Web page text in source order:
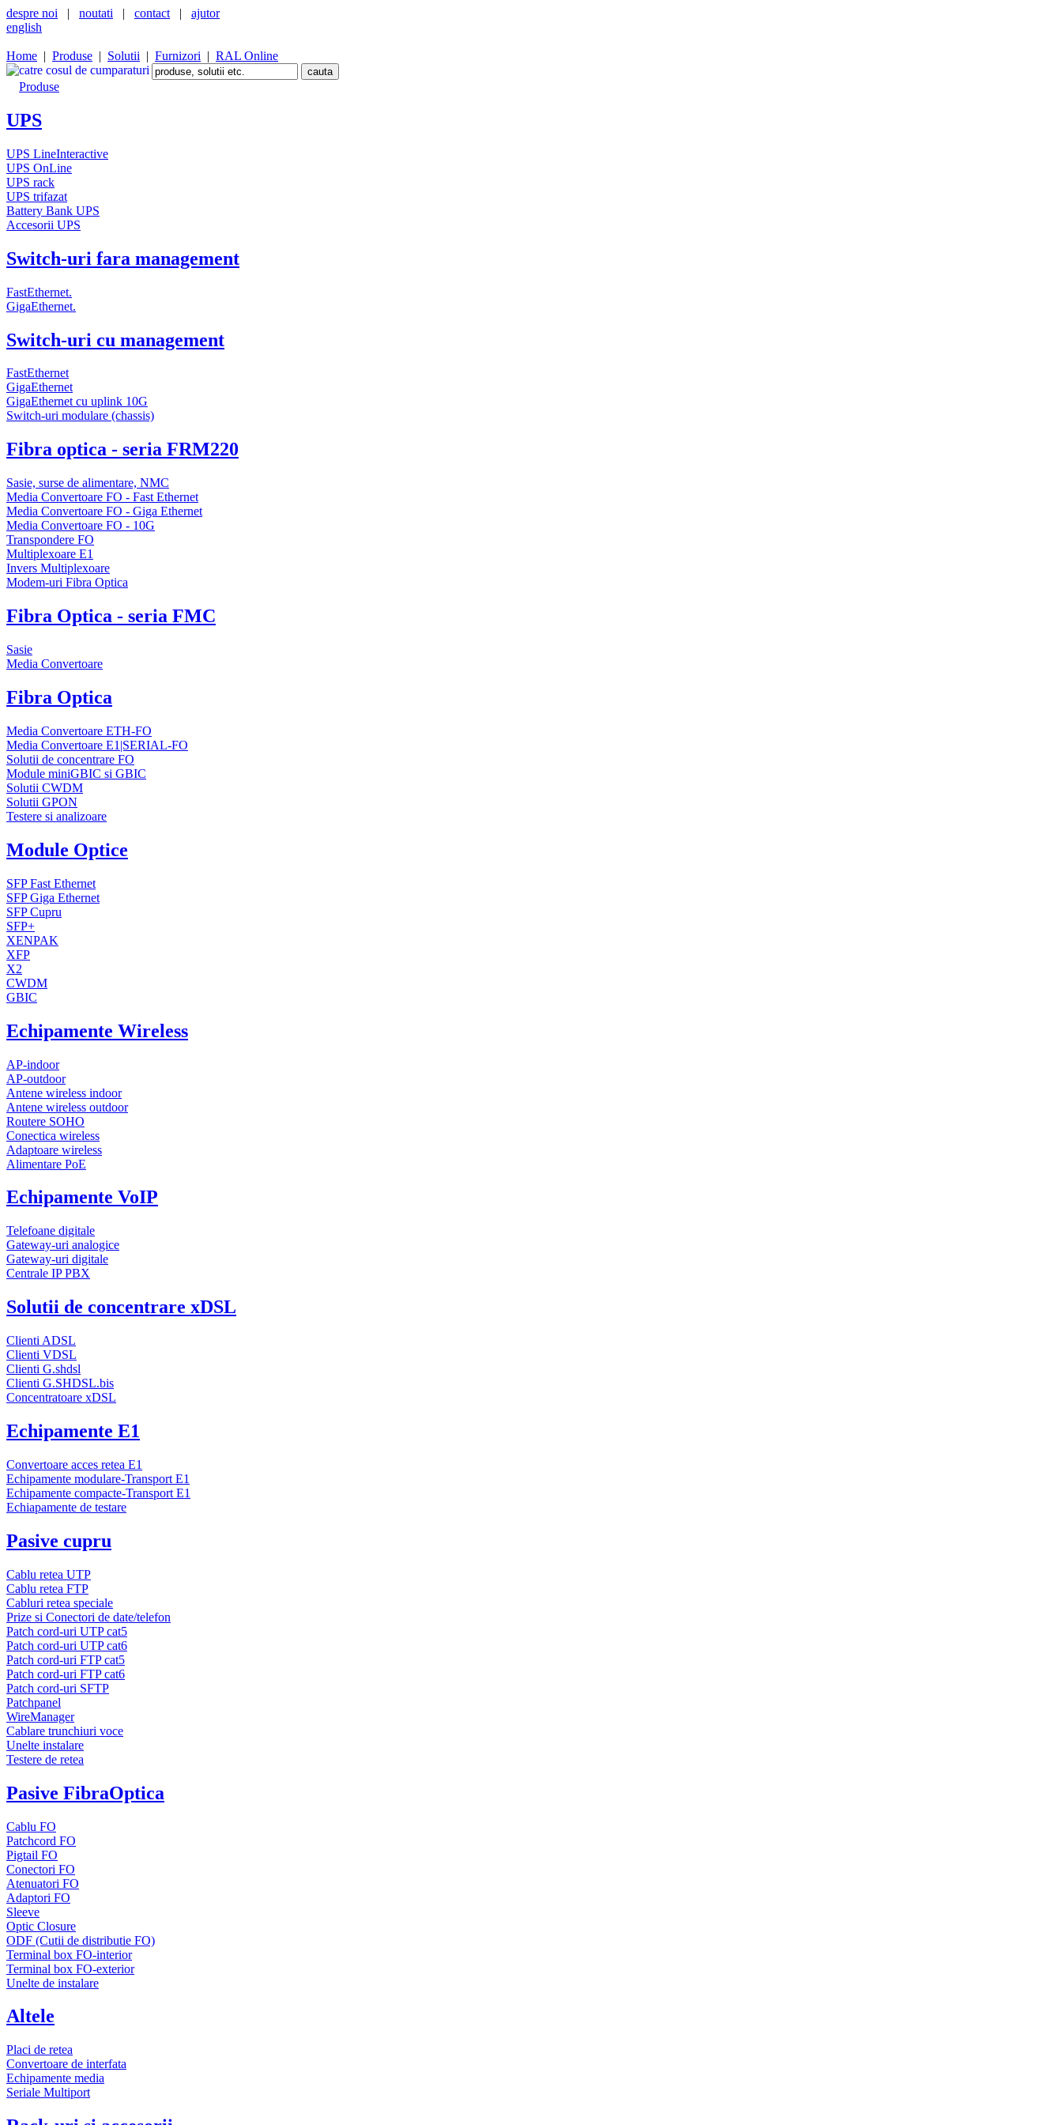
despre noi | noutati | contact | ajutor
english
Home | Produse | Solutii | Furnizori | RAL Online
Produse
UPS
UPS LineInteractive
UPS OnLine
UPS rack
UPS trifazat
Battery Bank UPS
Accesorii UPS
Switch-uri fara management
FastEthernet.
GigaEthernet.
Switch-uri cu management
FastEthernet
GigaEthernet
GigaEthernet cu uplink 10G
Switch-uri modulare (chassis)
Fibra optica - seria FRM220
Sasie, surse de alimentare, NMC
Media Convertoare FO - Fast Ethernet
Media Convertoare FO - Giga Ethernet
Media Convertoare FO - 10G
Transpondere FO
Multiplexoare E1
Invers Multiplexoare
Modem-uri Fibra Optica
Fibra Optica - seria FMC
Sasie
Media Convertoare
Fibra Optica
Media Convertoare ETH-FO
Media Convertoare E1|SERIAL-FO
Solutii de concentrare FO
Module miniGBIC si GBIC
Solutii CWDM
Solutii GPON
Testere si analizoare
Module Optice
SFP Fast Ethernet
SFP Giga Ethernet
SFP Cupru
SFP+
XENPAK
XFP
X2
CWDM
GBIC
Echipamente Wireless
AP-indoor
AP-outdoor
Antene wireless indoor
Antene wireless outdoor
Routere SOHO
Conectica wireless
Adaptoare wireless
Alimentare PoE
Echipamente VoIP
Telefoane digitale
Gateway-uri analogice
Gateway-uri digitale
Centrale IP PBX
Solutii de concentrare xDSL
Clienti ADSL
Clienti VDSL
Clienti G.shdsl
Clienti G.SHDSL.bis
Concentratoare xDSL
Echipamente E1
Convertoare acces retea E1
Echipamente modulare-Transport E1
Echipamente compacte-Transport E1
Echiapamente de testare
Pasive cupru
Cablu retea UTP
Cablu retea FTP
Cabluri retea speciale
Prize si Conectori de date/telefon
Patch cord-uri UTP cat5
Patch cord-uri UTP cat6
Patch cord-uri FTP cat5
Patch cord-uri FTP cat6
Patch cord-uri SFTP
Patchpanel
WireManager
Cablare trunchiuri voce
Unelte instalare
Testere de retea
Pasive FibraOptica
Cablu FO
Patchcord FO
Pigtail FO
Conectori FO
Atenuatori FO
Adaptori FO
Sleeve
Optic Closure
ODF (Cutii de distributie FO)
Terminal box FO-interior
Terminal box FO-exterior
Unelte de instalare
Altele
Placi de retea
Convertoare de interfata
Echipamente media
Seriale Multiport